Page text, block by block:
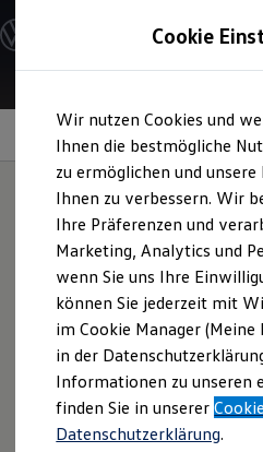
Hauptinhalt
springen
Footer
springen
Modelle und Konfigurator
Konfigurator
Modelle vergleichen
Elektroautos
ENERGY
Nutzfahrzeuge
SUV und CUV
Familienautos
Kombis
Kompaktwagen
Sportwagen
Schnell verfügbare
Angebote und Produkte
Aktuelle Angebote
E-Auto-Förderung
Volkswagen
Die ENERGY
Junge
Volkswagen
Elektromobilität
Armbanduhr
Diese Unisex-Armbanduhr ist
nachhaltigem, natürlichem
Gehäusering besteht aus
pflanzlich gegerbter Apfelhaut.
Jetzt Armbanduhr kaufen
Cookie
Wir nutzen Cookies und
Ihnen die bestmögliche
zu ermöglichen und
Ihnen zu verbessern. Wir
Ihre Präferenzen und
Marketing, Analytics und
wenn Sie uns Ihre
können Sie jederzeit mit
im Cookie Manager
in der
Informationen zu unseren
finden Sie in unserer
Datenschutzerklärung.